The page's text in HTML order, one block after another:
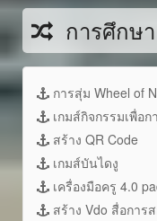
การศึกษา
การสุ่ม Wheel of
เกมส์กิจกรรมเพื่อ
สร้าง QR Code
เกมส์บันไดงู
เครื่องมือครู 4.0
สร้าง Vdo สื่อการ